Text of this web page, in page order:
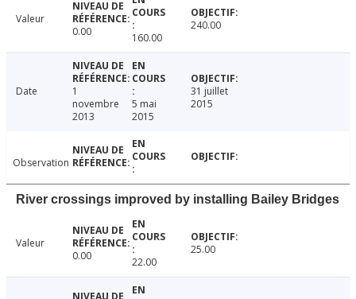
Valeur
0.00
160.00
240.00
Date
1
novembre
2013
5 mai
2015
31 juillet
2015
Observation
River crossings improved by installing Bailey Bridges
Valeur
0.00
22.00
25.00